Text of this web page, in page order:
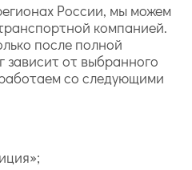
России, мы можем
компанией.
после полной
зависит от выбранного
со следующими